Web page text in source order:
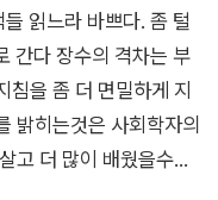
중반, 혁명 전야의 프
기 초의 빈과 같은.. 하
, 혹은 반혁명을 거치면
상 자체를 위해서는 어
가치판단의 영역이
읽느라 바쁘다. 좀 털
간다 ​장수의 격차는 부
을 좀 더 면밀하게 지
밝히는것은 사회학자의
고 더 많이 배웠을수록